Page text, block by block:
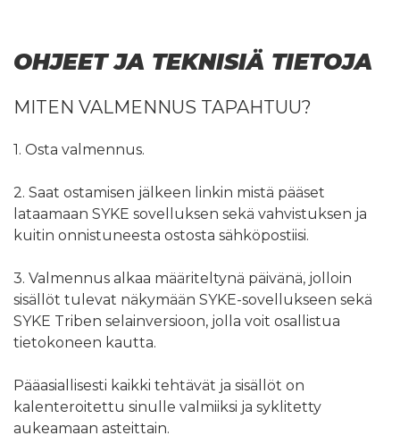
OHJEET JA TEKNISIÄ TIETOJA
MITEN VALMENNUS TAPAHTUU?
1. Osta valmennus.
2. Saat ostamisen jälkeen linkin mistä pääset
lataamaan SYKE sovelluksen sekä vahvistuksen ja
kuitin onnistuneesta ostosta sähköpostiisi.
3. Valmennus alkaa määriteltynä päivänä, jolloin
sisällöt tulevat näkymään SYKE-sovellukseen sekä
SYKE Triben selainversioon, jolla voit osallistua
tietokoneen kautta.
Pääasiallisesti kaikki tehtävät ja sisällöt on
kalenteroitettu sinulle valmiiksi ja syklitetty
aukeamaan asteittain.